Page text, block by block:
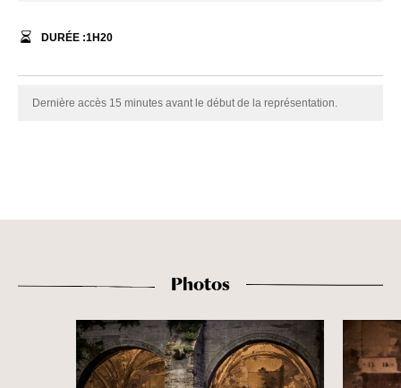
DURÉE :1H20
Dernière accès 15 minutes avant le début de la représentation.
Photos